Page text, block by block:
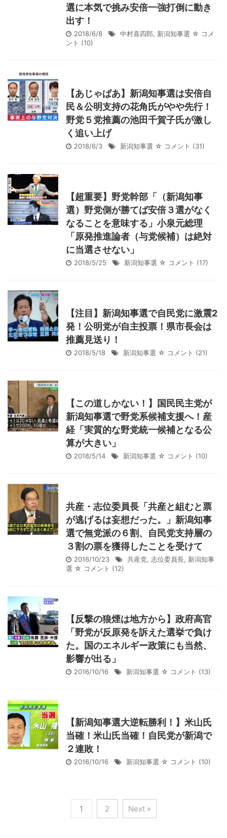
選に本気で挑み安倍一強打倒に動き
出す！
2018/6/8 中村喜四郎, 新潟知事選 ☆ コメ
ント (10)
【あじゃぱあ】新潟知事選は安倍自
民＆公明支持の花角氏がやや先行！
野党５党推薦の池田千賀子氏が激し
く追い上げ
2018/6/3 新潟知事選 ☆ コメント (31)
【超重要】野党幹部「（新潟知事
選）野党側が勝てば安倍３選がなく
なることを意味する」小泉元総理
「原発推進論者（与党候補）は絶対
に当選させない」
2018/5/25 新潟知事選 ☆ コメント (17)
【注目】新潟知事選で自民党に激震2
発！公明党が自主投票！県市長会は
推薦見送り！
2018/5/18 新潟知事選 ☆ コメント (21)
【この道しかない！】国民民主党が
新潟知事選で野党系候補支援へ！産
経「実質的な野党統一候補となる公
算が大きい」
2018/5/14 新潟知事選 ☆ コメント (10)
共産・志位委員長「共産と組むと票
が逃げるは妄想だった。」新潟知事
選で無党派の６割、自民党支持層の
３割の票を獲得したことを受けて
2016/10/23 共産党, 志位委員長, 新潟知事
選 ☆ コメント (12)
【反撃の狼煙は地方から】政府高官
「野党が反原発を訴えた選挙で負け
た。国のエネルギー政策にも当然、
影響が出る」
2016/10/16 新潟知事選 ☆ コメント (13)
【新潟知事選大逆転勝利！】米山氏
当確！米山氏当確！自民党が新潟で
２連敗！
2016/10/16 新潟知事選 ☆ コメント (10)
1 2 Next »